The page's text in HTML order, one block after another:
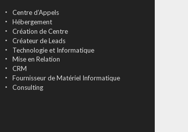
Centre d’Appels
Hébergement
Création de Centre
Créateur de Leads
Technologie et Informatique
Mise en Relation
CRM
Fournisseur de Matériel Informatique
Consulting